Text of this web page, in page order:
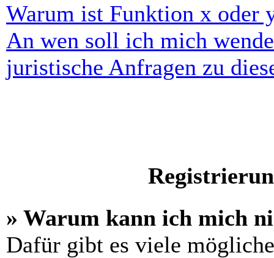
Warum ist Funktion x oder
An wen soll ich mich
juristische Anfragen zu
» Warum kann ich mich
Dafür gibt es viele